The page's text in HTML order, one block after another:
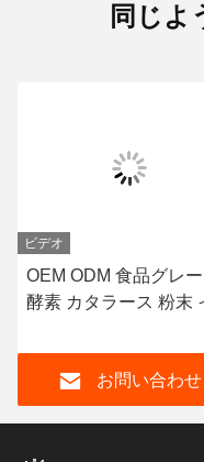
同じよ
ビデオ
OEM ODM 食品グレ
酵素 カタラース 粉末
お問い合わせ